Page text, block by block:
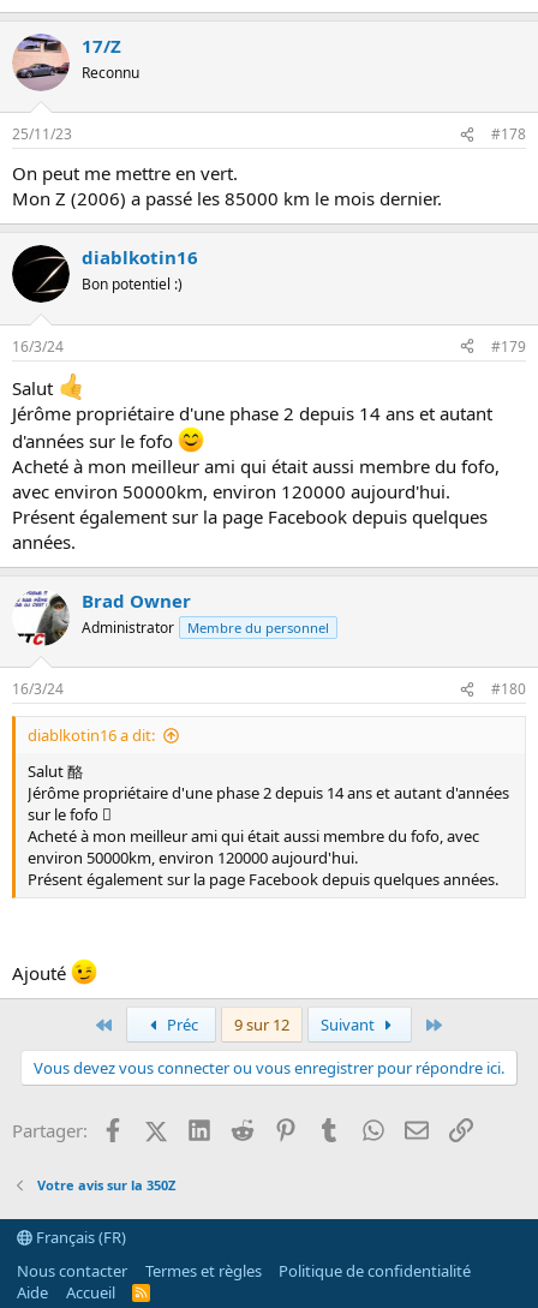
17/Z
Reconnu
25/11/23 #178
On peut me mettre en vert.
Mon Z (2006) a passé les 85000 km le mois dernier.
diablkotin16
Bon potentiel :)
16/3/24 #179
Salut
Jérôme propriétaire d'une phase 2 depuis 14 ans et autant
d'années sur le fofo
Acheté à mon meilleur ami qui était aussi membre du fofo,
avec environ 50000km, environ 120000 aujourd'hui.
Présent également sur la page Facebook depuis quelques
années.
Brad Owner
Administrator Membre du personnel
16/3/24 #180
diablkotin16 a dit:
Salut 酪
Jérôme propriétaire d'une phase 2 depuis 14 ans et autant d'années
sur le fofo 
Acheté à mon meilleur ami qui était aussi membre du fofo, avec
environ 50000km, environ 120000 aujourd'hui.
Présent également sur la page Facebook depuis quelques années.
Ajouté
PremierPréc 9 sur 12 Suivant
Vous devez vous connecter ou vous enregistrer pour répondre ici.
Partager: FacebookX (Twitter)
LinkedInReddit PinterestTumblrWhatsApp
EmailLien
Votre avis sur la 350Z
Français (FR)
Nous contacter
Termes et règles
Politique de confidentialité
Aide
Accueil
R